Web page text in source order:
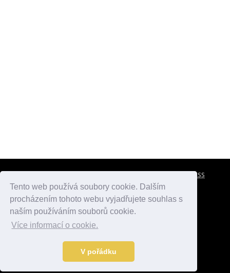
Tento web používá soubory cookie. Dalším
procházením tohoto webu vyjadřujete souhlas s
naším používáním souborů cookie.
Více informací o cookie.
V pořádku
RSS
atlaspamatek.info
Data o počasí jsou přebírána z
Kontakt:mail@desperado.cz